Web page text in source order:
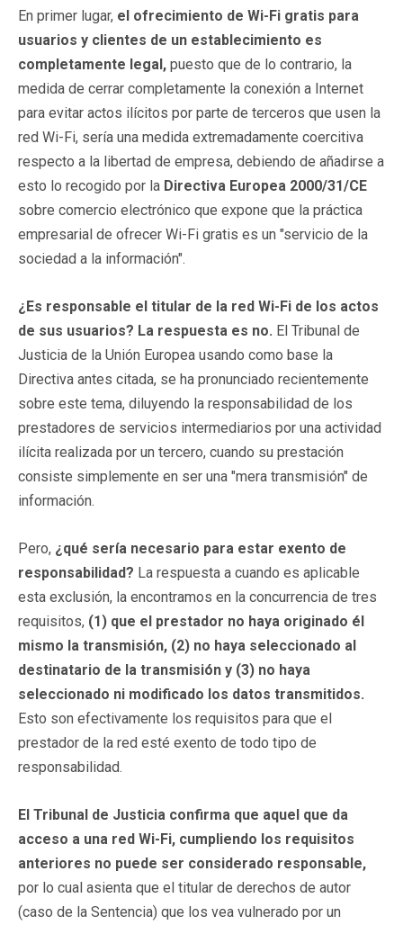
En primer lugar, el ofrecimiento de Wi-Fi gratis para
usuarios y clientes de un establecimiento es
completamente legal, puesto que de lo contrario, la
medida de cerrar completamente la conexión a Internet
para evitar actos ilícitos por parte de terceros que usen la
red Wi-Fi, sería una medida extremadamente coercitiva
respecto a la libertad de empresa, debiendo de añadirse a
esto lo recogido por la Directiva Europea 2000/31/CE
sobre comercio electrónico que expone que la práctica
empresarial de ofrecer Wi-Fi gratis es un "servicio de la
sociedad a la información".
¿Es responsable el titular de la red Wi-Fi de los actos
de sus usuarios? La respuesta es no. El Tribunal de
Justicia de la Unión Europea usando como base la
Directiva antes citada, se ha pronunciado recientemente
sobre este tema, diluyendo la responsabilidad de los
prestadores de servicios intermediarios por una actividad
ilícita realizada por un tercero, cuando su prestación
consiste simplemente en ser una "mera transmisión" de
información.
Pero, ¿qué sería necesario para estar exento de
responsabilidad? La respuesta a cuando es aplicable
esta exclusión, la encontramos en la concurrencia de tres
requisitos, (1) que el prestador no haya originado él
mismo la transmisión, (2) no haya seleccionado al
destinatario de la transmisión y (3) no haya
seleccionado ni modificado los datos transmitidos.
Esto son efectivamente los requisitos para que el
prestador de la red esté exento de todo tipo de
responsabilidad.
El Tribunal de Justicia confirma que aquel que da
acceso a una red Wi-Fi, cumpliendo los requisitos
anteriores no puede ser considerado responsable,
por lo cual asienta que el titular de derechos de autor
(caso de la Sentencia) que los vea vulnerado por un